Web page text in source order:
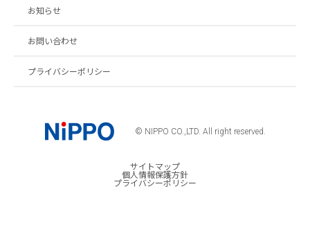
お知らせ
お問い合わせ
プライバシーポリシー
© NIPPO CO.,LTD. All right reserved.
サイトマップ
個人情報保護方針
プライバシーポリシー